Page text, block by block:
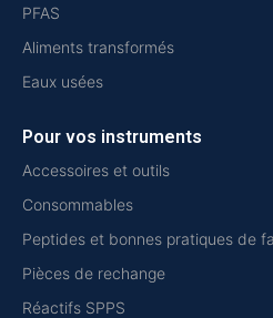
PFAS
Aliments transformés
Eaux usées
Pour vos instruments
Accessoires et outils
Consommables
Peptides et bonnes pratiques de
Pièces de rechange
Réactifs SPPS